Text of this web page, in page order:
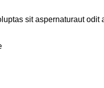
sit aspernaturaut